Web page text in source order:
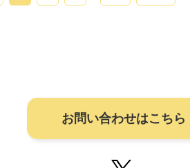
お問い合わせはこちら